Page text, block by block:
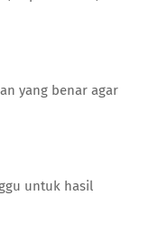
yang benar agar
untuk hasil